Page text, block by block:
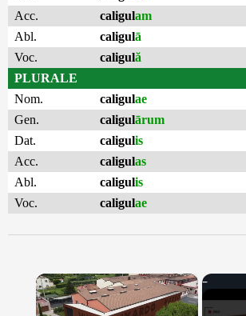
Acc.
caligulam
Abl.
caligulā
Voc.
caligulă
PLURALE
Nom.
caligulae
Gen.
caligulārum
Dat.
caligulis
Acc.
caligulas
Abl.
caligulis
Voc.
caligulae
×